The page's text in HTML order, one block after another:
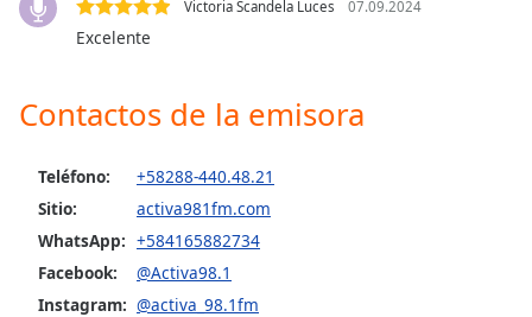
Caption
Background
Color
Opacity
Victoria Scandela Luces 07.09.2024
Excelente
Contactos de la emisora
Teléfono:
+58288-440.48.21
Sitio:
activa981fm.com
WhatsApp: +584165882734
Facebook:
@Activa98.1
Instagram: @activa_98.1fm